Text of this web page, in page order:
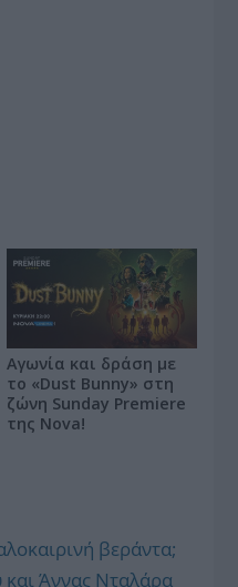
Αγωνία και δράση με
το «Dust Bunny» στη
ζώνη Sunday Premiere
της Nova!